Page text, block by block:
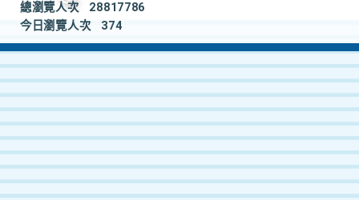
總瀏覽人次
28817786
今日瀏覽人次
374